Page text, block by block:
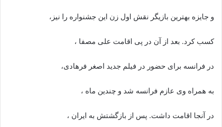
و جایزه بهترین بازیگر نقش اول زن این جشنواره را نیز،
کسب کرد. بعد از آن در پی اقامت علی مصفا ،
در فرانسه برای حضور در فیلم جدید اصغر فرهادی،
به همراه وی عازم فرانسه شد و چندین ماه ،
در آنجا اقامت داشت. پس از بازگشتش به ایران ،